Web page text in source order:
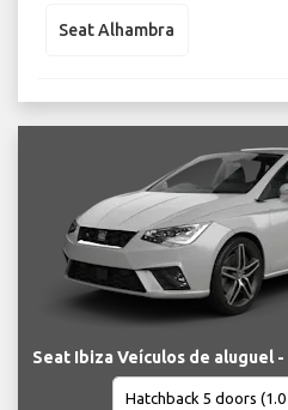
Seat Alhambra
Seat Ibiza Veículos de aluguel